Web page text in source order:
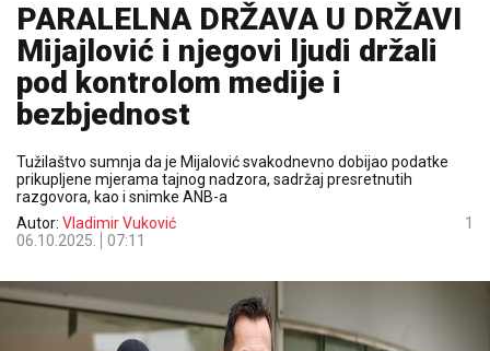
PARALELNA DRŽAVA U DRŽAVI
Mijajlović i njegovi ljudi držali
pod kontrolom medije i
bezbjednost
Tužilaštvo sumnja da je Mijalović svakodnevno dobijao podatke
prikupljene mjerama tajnog nadzora, sadržaj presretnutih
razgovora, kao i snimke ANB-a
Autor: Vladimir Vuković
06.10.2025.
07:11
1